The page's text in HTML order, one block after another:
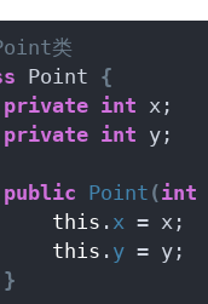
类
Point {
private int x;
private int y;
public Point (int
this . x = x;
this . y = y;
}